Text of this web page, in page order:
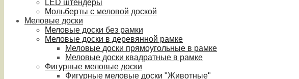
LED штендеры
Мольберты с меловой доской
Меловые доски
Меловые доски без рамки
Меловые доски в деревянной рамке
Меловые доски прямоугольные в рамке
Меловые доски квадратные в рамке
Фигурные меловые доски
Фигурные меловые доски "Животные"